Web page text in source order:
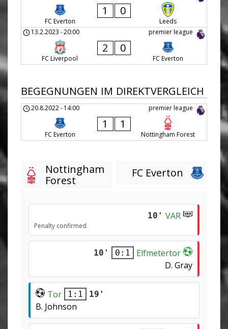
FC Everton
1 0
Leeds
premier league
13.2.2023 -20:00
FC Liverpool
2 0
FC Everton
BEGEGNUNGEN IM DIREKTVERGLEICH
premier league
20.8.2022-14:00
FC Everton
1 1
Nottingham Forest
Nottingham
Forest
FC Everton
10' VAR
Penalty confirmed
10' 0:1
Elfmetertor
D. Gray
Tor 1:1 19'
B. Johnson